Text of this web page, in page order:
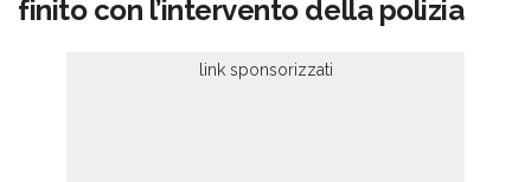
finito con l’intervento della polizia